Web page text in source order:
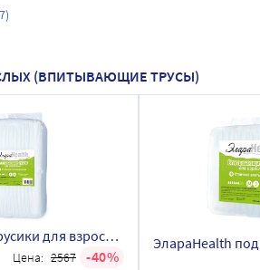
(ВПИТЫВАЮЩИЕ ТРУСЫ)
Подгузники трусики для взрослых ЭлараHealth (впитывающие трусы) размер L, 30 шт.
Цена: 2567 40